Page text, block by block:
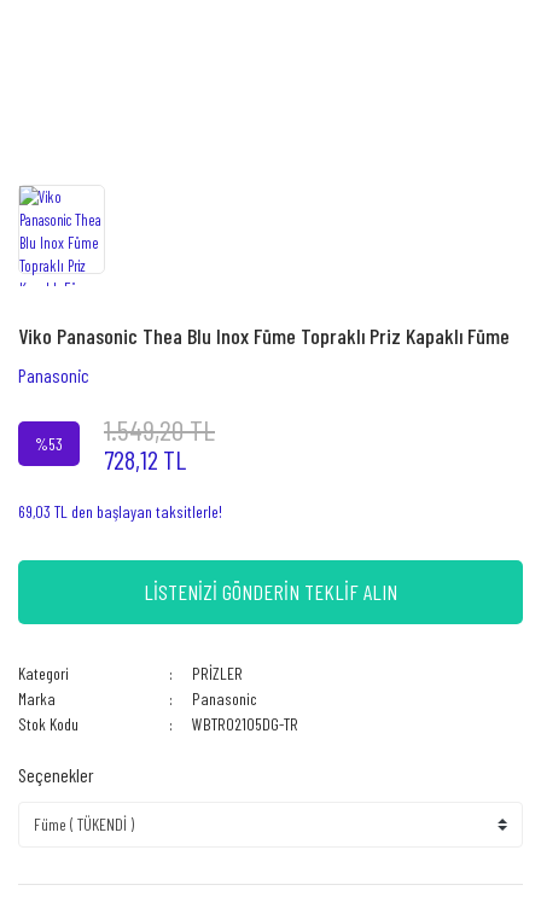
Viko Panasonic Thea Blu Inox Füme Topraklı Priz Kapaklı Füme
Panasonic
%53 1.549,20 TL
728,12 TL
69,03 TL den başlayan taksitlerle!
LİSTENİZİ GÖNDERİN TEKLİF ALIN
Kategori
PRİZLER
Marka
Panasonic
Stok Kodu
WBTR02105DG-TR
Seçenekler